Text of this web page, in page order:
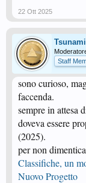
22 Ott 2025
Staff
sono curioso,
faccenda.
sempre in attesa
doveva essere
(2025).
per non
Classifiche, un
Nuovo Progetto